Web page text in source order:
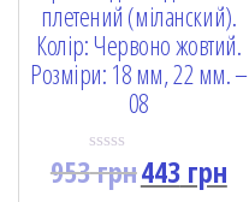
плетений (міланский).
Колір: Червоно жовтий.
Розміри: 18 мм, 22 мм. –
08
R
a
953грн443грн